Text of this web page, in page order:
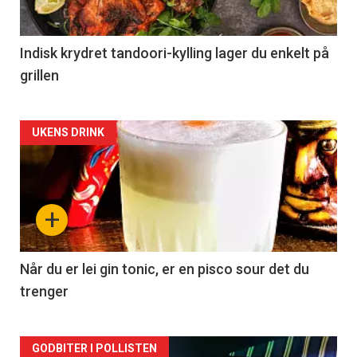
Indisk krydret tandoori-kylling lager du enkelt på
grillen
Forsiden
akkurat
nå
-
2
+
UKENS DRINK
Når du er lei gin tonic, er en pisco sour det du
trenger
GODBITER I POLLISTEN